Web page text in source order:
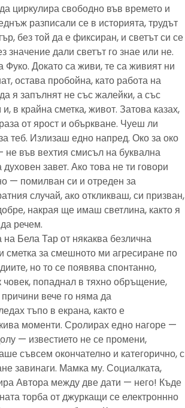
циркулира свободно във времето и
разписали се в историята, трудът
без той да е фиксиран, и светът си се
значение дали светът го знае или не.
Фуко. Докато са живи, те са живият ни
остава пробойна, като работа на
я запълнят не със жалейки, а със
в крайна сметка, живот. Затова казах,
от ярост и объркване. Чуеш ли
теб. Излизаш едно напред. Око за око
не във вехтия смисъл на буквална
завет. Ако това не ти говори
— помилван си и отреден за
случай, ако откликваш, си призван,
накрая ще имаш светлина, както я
речем.
на Бела Тар от някаква безлична
сметка за смешното ми агресиране по
но то се появява спонтанно,
човек, попаднал в тяхно обръщение,
вече го няма да
тъпо в екрана, както е
моменти. Сролирах едно нагоре —
— известието не се промени,
съвсем окончателно и категорично, с
завинаги. Мамка му. Социалката,
Автора между две дати — него! Къде
торба от джуркащи се електроннно